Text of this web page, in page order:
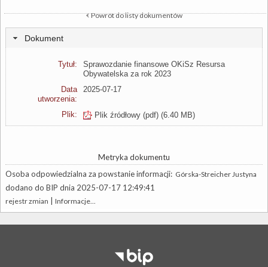
Powrót do listy dokumentów
Dokument
Tytuł:
Sprawozdanie finansowe OKiSz Resursa
Obywatelska za rok 2023
Data
utworzenia:
2025-07-17
Plik: Plik źródłowy (pdf)(6.40 MB)
Metryka dokumentu
Osoba odpowiedzialna za powstanie informacji: Górska-Streicher Justyna
dodano do BIP dnia 2025-07-17 12:49:41
rejestr zmian Informacje...